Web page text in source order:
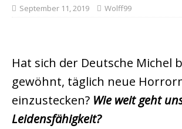
September 11, 2019 Wolff99
Hat sich der Deutsche Michel
gewöhnt, täglich neue
einzustecken? Wie weit geht
Leidensfähigkeit?